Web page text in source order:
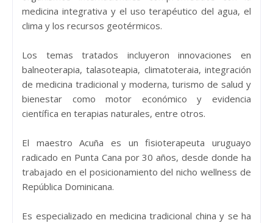
medicina integrativa y el uso terapéutico del agua, el
clima y los recursos geotérmicos.
Los temas tratados incluyeron innovaciones en
balneoterapia, talasoteapia, climatoteraia, integración
de medicina tradicional y moderna, turismo de salud y
bienestar como motor económico y evidencia
científica en terapias naturales, entre otros.
El maestro Acuña es un fisioterapeuta uruguayo
radicado en Punta Cana por 30 años, desde donde ha
trabajado en el posicionamiento del nicho wellness de
República Dominicana.
Es especializado en medicina tradicional china y se ha